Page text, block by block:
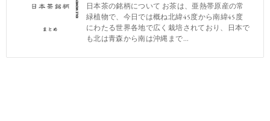
日本茶の銘柄について お茶は、亜熱帯原産の常
緑植物で、今日では概ね北緯45度から南緯45度
にわたる世界各地で広く栽培されており、日本で
も北は青森から南は沖縄まで...